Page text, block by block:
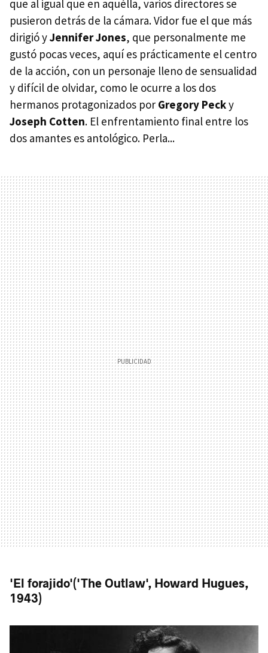
que al igual que en aquélla, varios directores se
pusieron detrás de la cámara. Vidor fue el que más
dirigió yJennifer Jones, que personalmente me
gustó pocas veces, aquí es prácticamente el centro
de la acción, con un personaje lleno de sensualidad
y difícil de olvidar, como le ocurre a los dos
hermanos protagonizados por Gregory Pecky
Joseph Cotten. El enfrentamiento final entre los
dos amantes es antológico. Perla...
'El forajido'('The Outlaw', Howard Hugues,
1943)